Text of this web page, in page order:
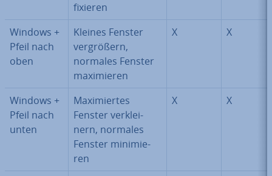
fixieren
Windows +
Pfeil nach
oben
Kleines Fenster
ver­grö­ßern,
normales Fenster
ma­xi­mie­ren
X X
Windows +
Pfeil nach
unten
Ma­xi­mier­tes
Fenster ver­klei­
nern, normales
Fenster mi­ni­mie­
ren
X X